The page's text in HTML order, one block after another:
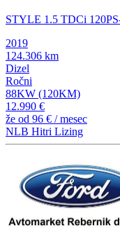
STYLE 1.5 TDCi
2019
124.306 km
Dizel
Ročni
88KW (120KM)
12.990 €
že od 96 € / mesec
NLB Hitri Lizing